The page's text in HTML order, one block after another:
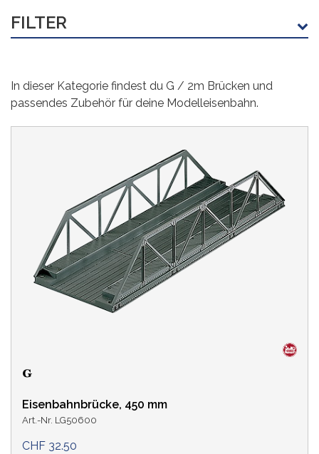
In dieser Kategorie findest du G / 2m Brücken und
passendes Zubehör für deine Modelleisenbahn.
Eisenbahnbrücke, 450 mm
Art.-Nr. LG50600
CHF 32.50
FILTER
LGB
PREIS
SPUR